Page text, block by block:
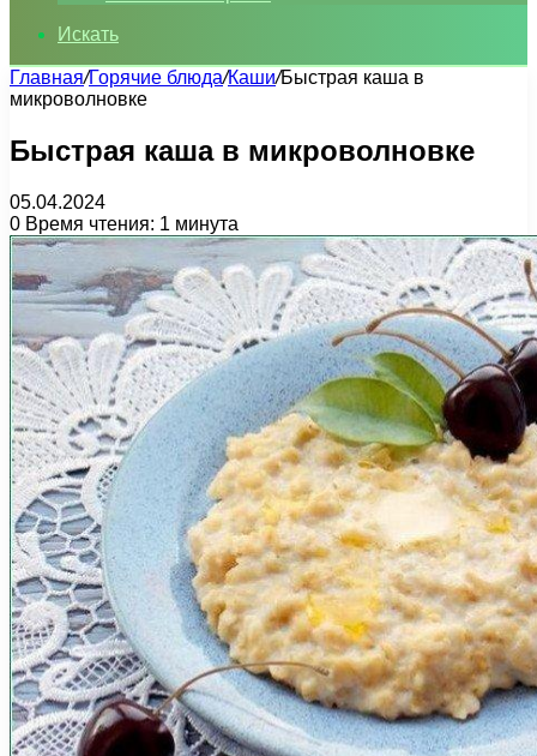
Искать
Главная/Горячие блюда/Каши/Быстрая каша в
микроволновке
Быстрая каша в микроволновке
05.04.2024
0 Время чтения: 1 минута